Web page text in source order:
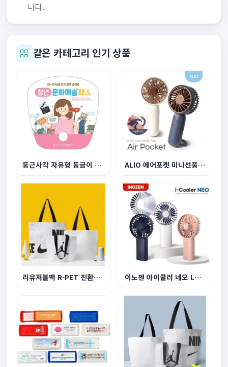
니다.
같은 카테고리 인기 상품
둥근사각 자유형 둥글이 부채 ALIO 에어포켓 미니선풍기 500mAh
리유저블백 R-PET 친환경 쇼핑백 대형 510x450x150... 이노젠 아이쿨러 네오 LED라이트 겸용 휴대용 선풍...